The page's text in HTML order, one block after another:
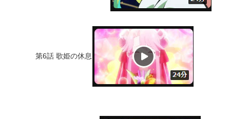
第6話 歌姫の休息